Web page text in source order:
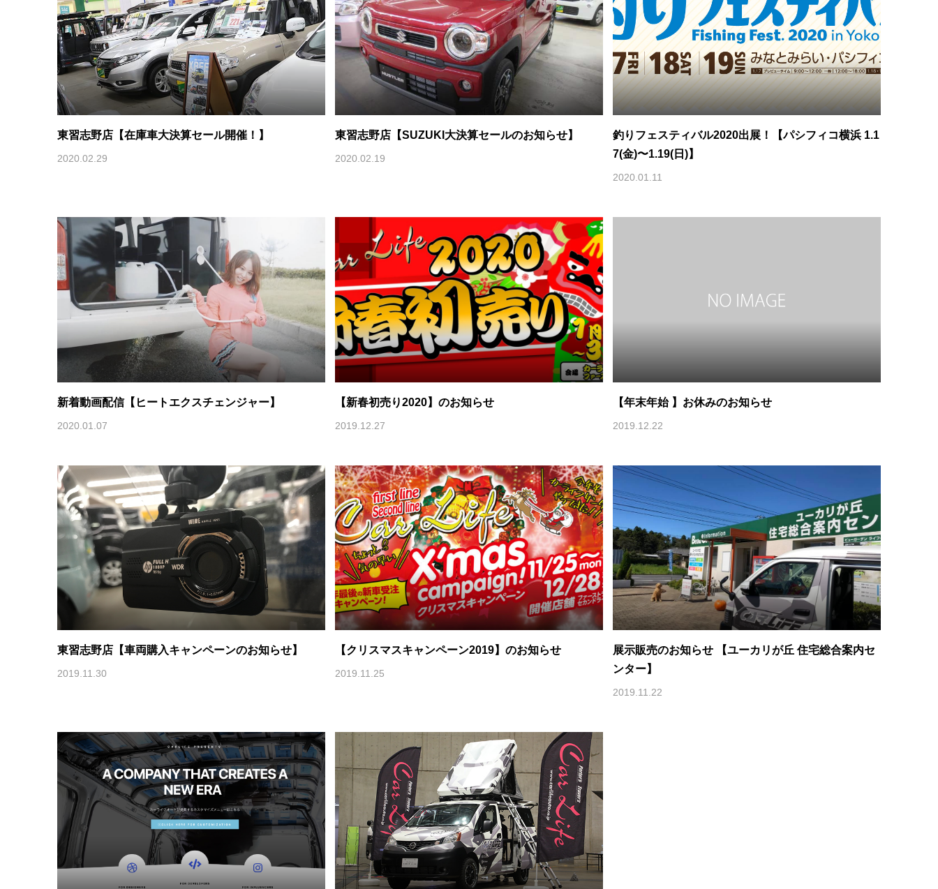
東習志野店【在庫車大決算セール開催！】
2020.02.29
東習志野店【SUZUKI大決算セールのお知らせ】
2020.02.19
釣りフェスティバル2020出展！【パシフィコ横浜 1.1
7(金)〜1.19(日)】
2020.01.11
新着動画配信【ヒートエクスチェンジャー】
2020.01.07
【新春初売り2020】のお知らせ
2019.12.27
【年末年始 】お休みのお知らせ
2019.12.22
東習志野店【車両購入キャンペーンのお知らせ】
2019.11.30
【クリスマスキャンペーン2019】のお知らせ
2019.11.25
展示販売のお知らせ 【ユーカリが丘 住宅総合案内セ
ンター】
2019.11.22